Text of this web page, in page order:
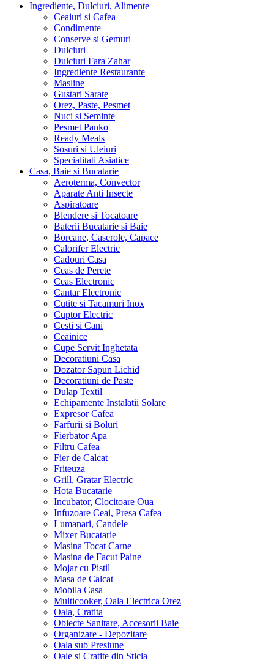
Ingrediente, Dulciuri, Alimente
Ceaiuri si Cafea
Condimente
Conserve si Gemuri
Dulciuri
Dulciuri Fara Zahar
Ingrediente Restaurante
Masline
Gustari Sarate
Orez, Paste, Pesmet
Nuci si Seminte
Pesmet Panko
Ready Meals
Sosuri si Uleiuri
Specialitati Asiatice
Casa, Baie si Bucatarie
Aeroterma, Convector
Aparate Anti Insecte
Aspiratoare
Blendere si Tocatoare
Baterii Bucatarie si Baie
Borcane, Caserole, Capace
Calorifer Electric
Cadouri Casa
Ceas de Perete
Ceas Electronic
Cantar Electronic
Cutite si Tacamuri Inox
Cuptor Electric
Cesti si Cani
Ceainice
Cupe Servit Inghetata
Decoratiuni Casa
Dozator Sapun Lichid
Decoratiuni de Paste
Dulap Textil
Echipamente Instalatii Solare
Expresor Cafea
Farfurii si Boluri
Fierbator Apa
Filtru Cafea
Fier de Calcat
Friteuza
Grill, Gratar Electric
Hota Bucatarie
Incubator, Clocitoare Oua
Infuzoare Ceai, Presa Cafea
Lumanari, Candele
Mixer Bucatarie
Masina Tocat Carne
Masina de Facut Paine
Mojar cu Pistil
Masa de Calcat
Mobila Casa
Multicooker, Oala Electrica Orez
Oala, Cratita
Obiecte Sanitare, Accesorii Baie
Organizare - Depozitare
Oala sub Presiune
Oale si Cratite din Sticla